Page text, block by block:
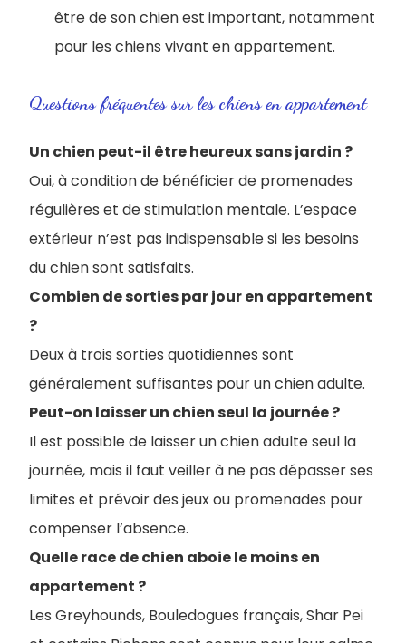
être de son chien est important, notamment
pour les chiens vivant en appartement.
Questions fréquentes sur les chiens en appartement
Un chien peut-il être heureux sans jardin ?
Oui, à condition de bénéficier de promenades
régulières et de stimulation mentale. L’espace
extérieur n’est pas indispensable si les besoins
du chien sont satisfaits.
Combien de sorties par jour en appartement
?
Deux à trois sorties quotidiennes sont
généralement suffisantes pour un chien adulte.
Peut-on laisser un chien seul la journée ?
Il est possible de laisser un chien adulte seul la
journée, mais il faut veiller à ne pas dépasser ses
limites et prévoir des jeux ou promenades pour
compenser l’absence.
Quelle race de chien aboie le moins en
appartement ?
Les Greyhounds, Bouledogues français, Shar Pei